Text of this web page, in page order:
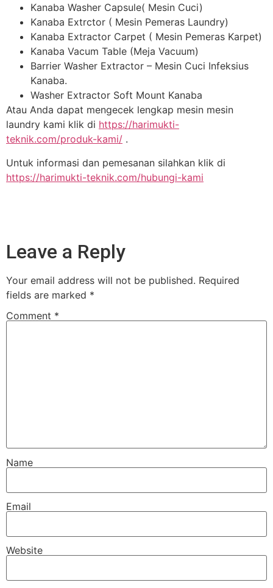
Kanaba Washer Capsule( Mesin Cuci)
Kanaba Extrctor ( Mesin Pemeras Laundry)
Kanaba Extractor Carpet ( Mesin Pemeras Karpet)
Kanaba Vacum Table (Meja Vacuum)
Barrier Washer Extractor – Mesin Cuci Infeksius
Kanaba.
Washer Extractor Soft Mount Kanaba
Atau Anda dapat mengecek lengkap mesin mesin
laundry kami klik di https://harimukti-
teknik.com/produk-kami/ .
Untuk informasi dan pemesanan silahkan klik di
https://harimukti-teknik.com/hubungi-kami
Leave a Reply
Your email address will not be published. Required
fields are marked *
Comment *
Name
Email
Website